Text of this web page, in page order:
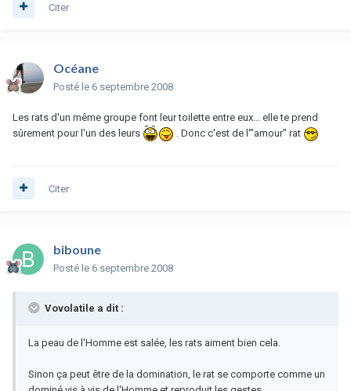
Citer
Océane
Posté le 6 septembre 2008
Les rats d'un même groupe font leur toilette entre eux... elle te prend
sûrement pour l'un des leurs
. Donc c'est de l'"amour" rat
Citer
biboune
Posté le 6 septembre 2008
Vovolatile a dit :
La peau de l'Homme est salée, les rats aiment bien cela.
Sinon ça peut être de la domination, le rat se comporte comme un